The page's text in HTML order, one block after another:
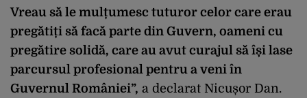
Vreau să le mulțumesc tuturor celor care erau
pregătiți să facă parte din Guvern, oameni cu
pregătire solidă, care au avut curajul să își lase
parcursul profesional pentru a veni în
Guvernul României”, a declarat Nicușor Dan.